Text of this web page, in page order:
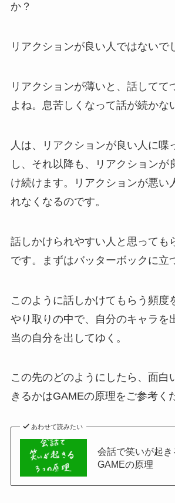
か？
リアクションが良い人ではないで
リアクションが薄いと、話してて
よね。息苦しくなって話が続かな
人は、リアクションが良い人に喋
し、それ以降も、リアクションが
け続けます。リアクションが悪い
れなくなるのです。
話しかけられやすい人と思っても
です。まずはバッターボックに立
このように話しかけてもらう頻度
やり取りの中で、自分のキャラを
当の自分を出してゆく。
この先のどのようにしたら、面白
きるかはGAMEの原理をご参考く
あわせて読みたい
会話で笑いが起き
GAMEの原理